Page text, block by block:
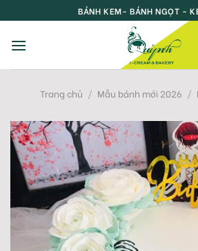
to
content
BÁNH KEM- BÁNH NGỌT -
Trang chủ / Mẫu bánh mới 2026 /